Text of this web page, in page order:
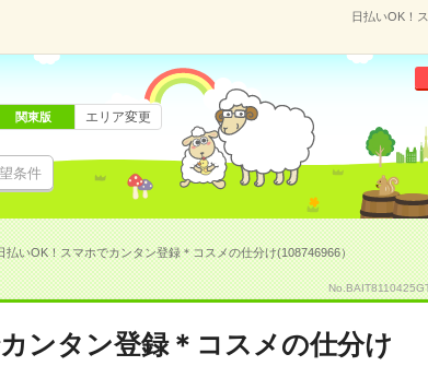
日払いOK！
条件
関東版 エリア変更
払いOK！スマホでカンタン登録＊コスメの仕分け(108746966）
ンタン登録＊コスメの仕分け